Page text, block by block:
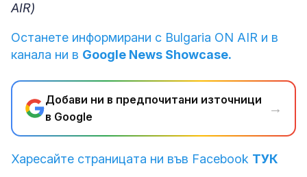
AIR)
Останете информирани с Bulgaria ON AIR и в
канала ни в Google News Showcase.
Добави ни в предпочитани източници
в Google
→
Харесайте страницата ни във Facebook ТУК